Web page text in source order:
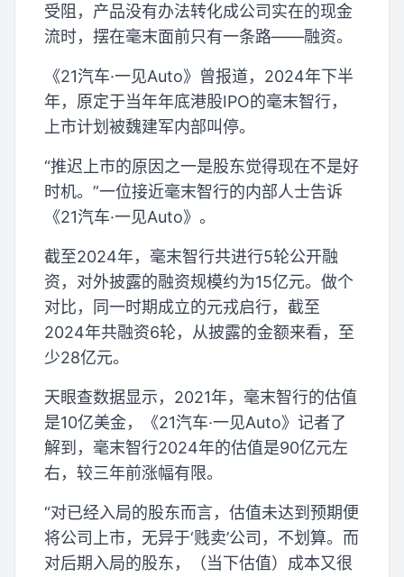
受阻，产品没有办法转化成公司实在的现金
流时，摆在毫末面前只有一条路——融资。
《21汽车·一见Auto》曾报道，2024年下半
年，原定于当年年底港股IPO的毫末智行，
上市计划被魏建军内部叫停。
“推迟上市的原因之一是股东觉得现在不是好
时机。”一位接近毫末智行的内部人士告诉
《21汽车·一见Auto》。
截至2024年，毫末智行共进行5轮公开融
资，对外披露的融资规模约为15亿元。做个
对比，同一时期成立的元戎启行，截至
2024年共融资6轮，从披露的金额来看，至
少28亿元。
天眼查数据显示，2021年，毫末智行的估值
是10亿美金，《21汽车·一见Auto》记者了
解到，毫末智行2024年的估值是90亿元左
右，较三年前涨幅有限。
“对已经入局的股东而言，估值未达到预期便
将公司上市，无异于‘贱卖’公司，不划算。而
对后期入局的股东，（当下估值）成本又很